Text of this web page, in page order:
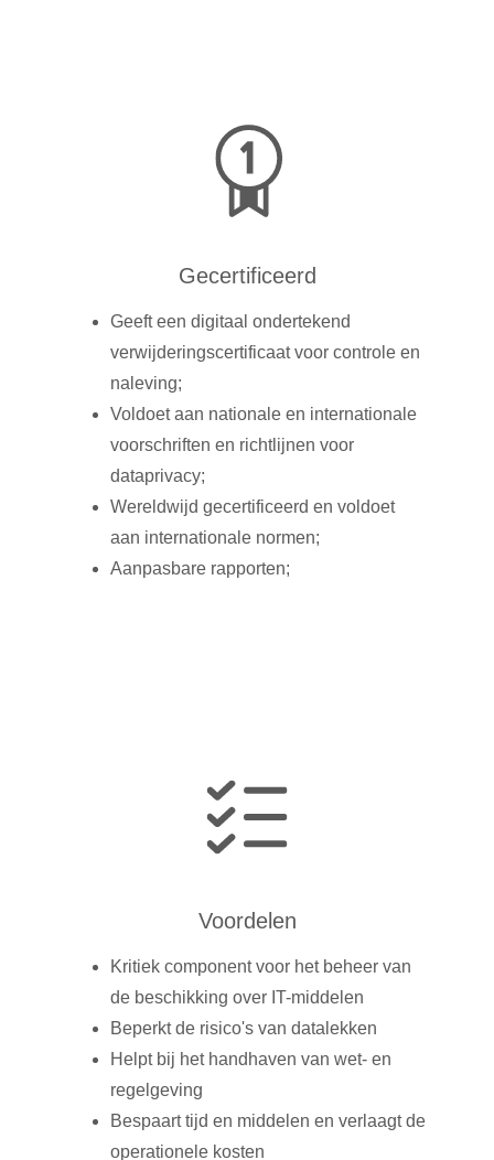
Gecertificeerd
Geeft een digitaal ondertekend
verwijderingscertificaat voor controle en
naleving;
Voldoet aan nationale en internationale
voorschriften en richtlijnen voor
dataprivacy;
Wereldwijd gecertificeerd en voldoet
aan internationale normen;
Aanpasbare rapporten;
Voordelen
Kritiek component voor het beheer van
de beschikking over IT-middelen
Beperkt de risico's van datalekken
Helpt bij het handhaven van wet- en
regelgeving
Bespaart tijd en middelen en verlaagt de
operationele kosten